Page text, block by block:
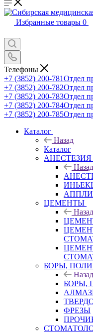
Избранные товары 0
Телефоны
+7 (3852) 200-781Отдел
+7 (3852) 200-782Отдел
+7 (3852) 200-783Отдел
+7 (3852) 200-784Отдел
+7 (3852) 200-785Отдел
Каталог
Назад
Каталог
АНЕСТЕЗИЯ
Назад
ЦЕМЕНТЫ
Назад
БОРЫ,
Назад
БОРЫ,
ФРЕЗЫ